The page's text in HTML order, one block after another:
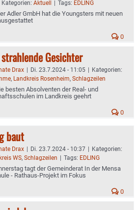
Kategorien: Aktuell | Tags: EDLING
Adler GmbH hat die Youngsters mit neuen
0
Gesichter
Drax | Di. 23.7.2024 - 11:05 | Kategorien:
, Landkreis Rosenheim, Schlagzeilen
besten Absolventen der Real- und
im Landkreis geehrt
0
baut
Drax | Di. 23.7.2024 - 10:37 | Kategorien:
WS, Schlagzeilen | Tags: EDLING
tagt der Gemeinderat In der Mensa
- Rathaus-Projekt im Fokus
0